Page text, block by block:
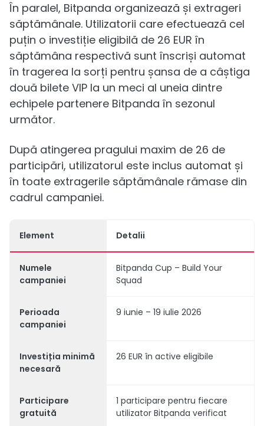
În paralel, Bitpanda organizează și extrageri
săptămânale. Utilizatorii care efectuează cel
puțin o investiție eligibilă de 26 EUR în
săptămâna respectivă sunt înscriși automat
în tragerea la sorți pentru șansa de a câștiga
două bilete VIP la un meci al uneia dintre
echipele partenere Bitpanda în sezonul
următor.
După atingerea pragului maxim de 26 de
participări, utilizatorul este inclus automat și
în toate extragerile săptămânale rămase din
cadrul campaniei.
Element Detalii
Numele
campaniei
Bitpanda Cup – Build Your
Squad
Perioada
campaniei
9 iunie – 19 iulie 2026
Investiția minimă
necesară
26 EUR în active eligibile
Participare
gratuită
1 participare pentru fiecare
utilizator Bitpanda verificat